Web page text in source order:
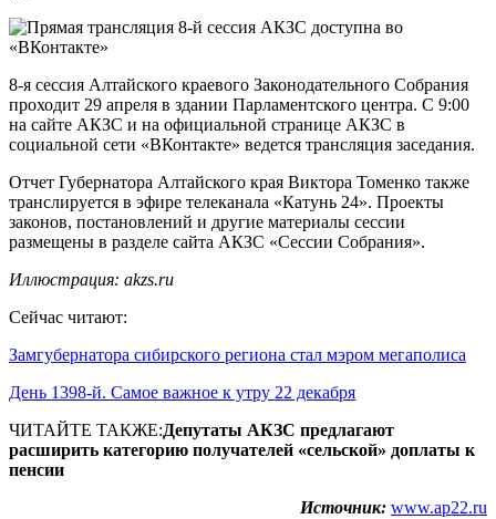
8-я сессия Алтайского краевого Законодательного Собрания
проходит 29 апреля в здании Парламентского центра. С 9:00
на сайте АКЗС и на официальной странице АКЗС в
социальной сети «ВКонтакте» ведется трансляция заседания.
Отчет Губернатора Алтайского края Виктора Томенко также
транслируется в эфире телеканала «Катунь 24». Проекты
законов, постановлений и другие материалы сессии
размещены в разделе сайта АКЗС «Сессии Собрания».
Иллюстрация: akzs.ru
Сейчас читают:
Замгубернатора сибирского региона стал мэром мегаполиса
День 1398-й. Самое важное к утру 22 декабря
ЧИТАЙТЕ ТАКЖЕ:Депутаты АКЗС предлагают
расширить категорию получателей «сельской» доплаты к
пенсии
Источник: www.ap22.ru